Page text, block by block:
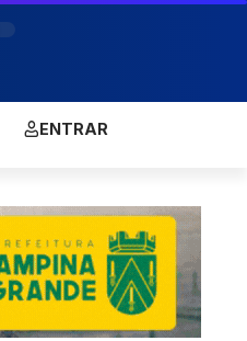
ENTRAR